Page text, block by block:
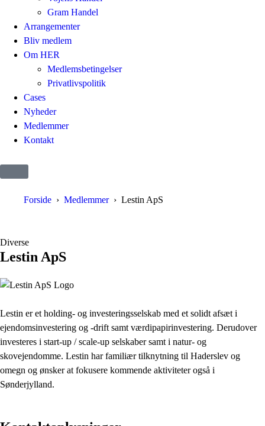
Gram Handel
Arrangementer
Bliv medlem
Om HER
Medlemsbetingelser
Privatlivspolitik
Cases
Nyheder
Medlemmer
Kontakt
Forside Medlemmer Lestin ApS
Diverse
Lestin ApS
Lestin er et holding- og investeringsselskab med et solidt afsæt i
ejendomsinvestering og -drift samt værdipapirinvestering. Derudover
investeres i start-up / scale-up selskaber samt i natur- og
skovejendomme. Lestin har familiær tilknytning til Haderslev og
omegn og ønsker at fokusere kommende aktiviteter også i
Sønderjylland.